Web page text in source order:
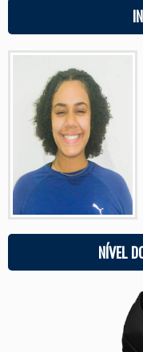
NÍVEL